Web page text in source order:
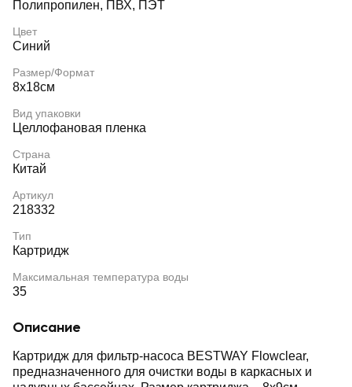
Полипропилен, ПВХ, ПЭТ
Цвет
Синий
Размер/Формат
8x18см
Вид упаковки
Целлофановая пленка
Страна
Китай
Артикул
218332
Тип
Картридж
Максимальная температура воды
35
Описание
Картридж для фильтр-насоса BESTWAY Flowclear,
предназначенного для очистки воды в каркасных и